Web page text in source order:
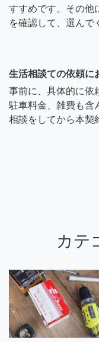
すすめです。その他
を確認して、選んで
生活相談ての依頼に
事前に、具体的に依
駐車料金、雑費も含
相談をしてから本契
カテ